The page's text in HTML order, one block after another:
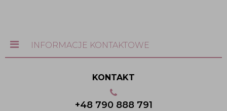
INFORMACJE KONTAKTOWE
KONTAKT
+48 790 888 791